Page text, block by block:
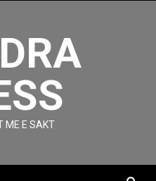
ME E SAKT